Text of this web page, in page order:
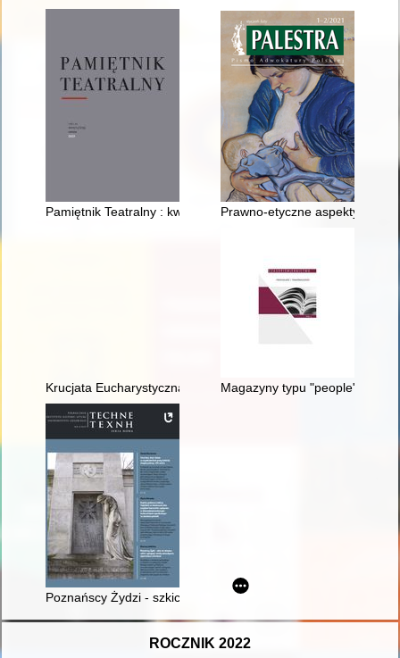
Pamiętnik Teatralny : kwartalnik poświęcony historii i krytyce
Prawno-etyczne aspekty
Krucjata Eucharystyczna Dzieci w parafii Śliwno w latach
Magazyny typu "people" na
Poznańscy Żydzi - szkic do dziejów : rabini, synagogi, szkoły
ROCZNIK 2022